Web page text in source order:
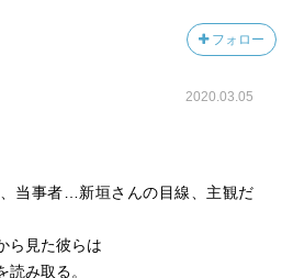
フォロー
2020.03.05
、当事者…新垣さんの目線、主観だ
ら見た彼らは
読み取る。